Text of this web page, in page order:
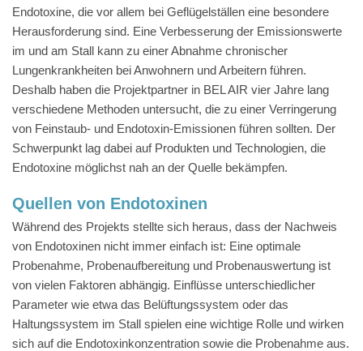
Endotoxine, die vor allem bei Geflügelställen eine besondere
Herausforderung sind. Eine Verbesserung der Emissionswerte
im und am Stall kann zu einer Abnahme chronischer
Lungenkrankheiten bei Anwohnern und Arbeitern führen.
Deshalb haben die Projektpartner in BEL AIR vier Jahre lang
verschiedene Methoden untersucht, die zu einer Verringerung
von Feinstaub- und Endotoxin-Emissionen führen sollten. Der
Schwerpunkt lag dabei auf Produkten und Technologien, die
Endotoxine möglichst nah an der Quelle bekämpfen.
Quellen von Endotoxinen
Während des Projekts stellte sich heraus, dass der Nachweis
von Endotoxinen nicht immer einfach ist: Eine optimale
Probenahme, Probenaufbereitung und Probenauswertung ist
von vielen Faktoren abhängig. Einflüsse unterschiedlicher
Parameter wie etwa das Belüftungssystem oder das
Haltungssystem im Stall spielen eine wichtige Rolle und wirken
sich auf die Endotoxinkonzentration sowie die Probenahme aus.